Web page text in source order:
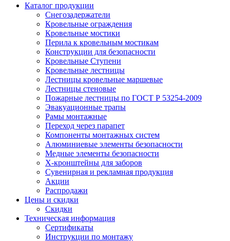
Каталог продукции
Снегозадержатели
Кровельные ограждения
Кровельные мостики
Перила к кровельным мостикам
Конструкции для безопасности
Кровельные Ступени
Кровельные лестницы
Лестницы кровельные маршевые
Лестницы стеновые
Пожарные лестницы по ГОСТ Р 53254-2009
Эвакуационные трапы
Рамы монтажные
Переход через парапет
Компоненты монтажных систем
Алюминиевые элементы безопасности
Медные элементы безопасности
X-кронштейны для заборов
Сувенирная и рекламная продукция
Акции
Распродажи
Цены и скидки
Скидки
Техническая информация
Сертификаты
Инструкции по монтажу